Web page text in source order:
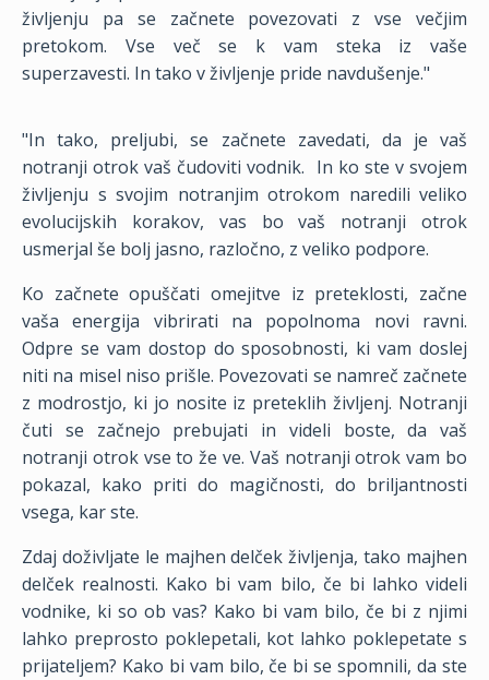
življenju pa se začnete povezovati z vse večjim
pretokom. Vse več se k vam steka iz vaše
superzavesti. In tako v življenje pride navdušenje."
"In tako, preljubi, se začnete zavedati, da je vaš
notranji otrok vaš čudoviti vodnik. In ko ste v svojem
življenju s svojim notranjim otrokom naredili veliko
evolucijskih korakov, vas bo vaš notranji otrok
usmerjal še bolj jasno, razločno, z veliko podpore.
Ko začnete opuščati omejitve iz preteklosti, začne
vaša energija vibrirati na popolnoma novi ravni.
Odpre se vam dostop do sposobnosti, ki vam doslej
niti na misel niso prišle. Povezovati se namreč začnete
z modrostjo, ki jo nosite iz preteklih življenj. Notranji
čuti se začnejo prebujati in videli boste, da vaš
notranji otrok vse to že ve. Vaš notranji otrok vam bo
pokazal, kako priti do magičnosti, do briljantnosti
vsega, kar ste.
Zdaj doživljate le majhen delček življenja, tako majhen
delček realnosti. Kako bi vam bilo, če bi lahko videli
vodnike, ki so ob vas? Kako bi vam bilo, če bi z njimi
lahko preprosto poklepetali, kot lahko poklepetate s
prijateljem? Kako bi vam bilo, če bi se spomnili, da ste